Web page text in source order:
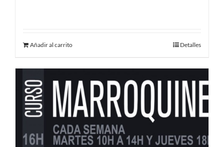
Añadir al carrito Detalles